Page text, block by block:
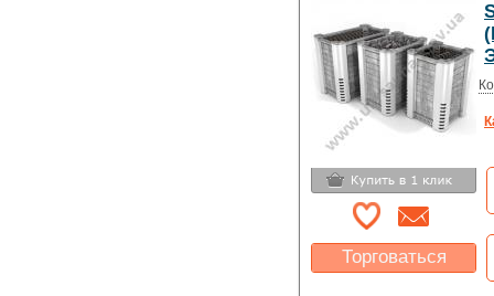
Тип кожуха: Классика
Торговаться